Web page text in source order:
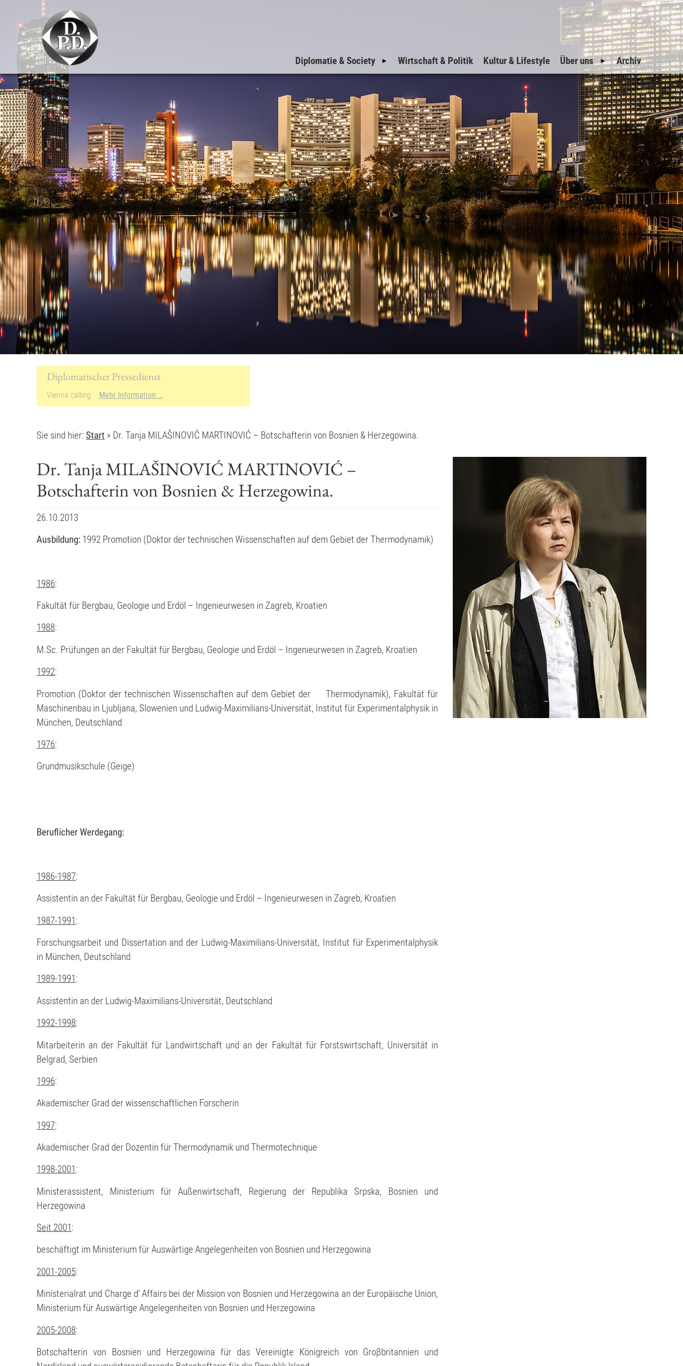
Diplomatie & Society
Nationalfeiertag
Einladungen der
Botschaften
Einladungen der
Militärattachés
Welcome to Vienna
VIP-Corner
Wirtschaft & Politik Kultur & Lifestyle Über uns
Geschichte
Impressum
Datenschutz
Inserate
Suche
Sitemap
Archiv
Sie sind hier: Start » Dr. Tanja MILAŠINOVIĆ MARTINOVIĆ – Botschafterin von Bosnien & Herzegowina.
Dr. Tanja MILAŠINOVIĆ MARTINOVIĆ –
Botschafterin von Bosnien & Herzegowina.
26.10.2013
Ausbildung: 1992 Promotion (Doktor der technischen Wissenschaften auf dem Gebiet der Thermodynamik)
1986:
Fakultät für Bergbau, Geologie und Erdöl – Ingenieurwesen in Zagreb, Kroatien
1988:
M.Sc. Prüfungen an der Fakultät für Bergbau, Geologie und Erdöl – Ingenieurwesen in Zagreb, Kroatien
1992:
Promotion (Doktor der technischen Wissenschaften auf dem Gebiet der Thermodynamik), Fakultät für
Maschinenbau in Ljubljana, Slowenien und Ludwig-Maximilians-Universität, Institut für Experimentalphysik in
München, Deutschland
1976:
Grundmusikschule (Geige)
Beruflicher Werdegang:
1986-1987:
Assistentin an der Fakultät für Bergbau, Geologie und Erdöl – Ingenieurwesen in Zagreb, Kroatien
1987-1991:
Forschungsarbeit und Dissertation and der Ludwig-Maximilians-Universität, Institut für Experimentalphysik
in München, Deutschland
1989-1991:
Assistentin an der Ludwig-Maximilians-Universität, Deutschland
1992-1998:
Mitarbeiterin an der Fakultät für Landwirtschaft und an der Fakultät für Forstswirtschaft, Universität in
Belgrad, Serbien
1996:
Akademischer Grad der wissenschaftlichen Forscherin
1997:
Akademischer Grad der Dozentin für Thermodynamik und Thermotechnique
1998-2001:
Ministerassistent, Ministerium für Außenwirtschaft, Regierung der Republika Srpska, Bosnien und
Herzegowina
Seit 2001:
beschäftigt im Ministerium für Auswärtige Angelegenheiten von Bosnien und Herzegowina
2001-2005:
Ministerialrat und Charge d’ Affairs bei der Mission von Bosnien und Herzegowina an der Europäische Union,
Ministerium für Auswärtige Angelegenheiten von Bosnien und Herzegowina
2005-2008:
Botschafterin von Bosnien und Herzegowina für das Vereinigte Königreich von Groβbritannien und